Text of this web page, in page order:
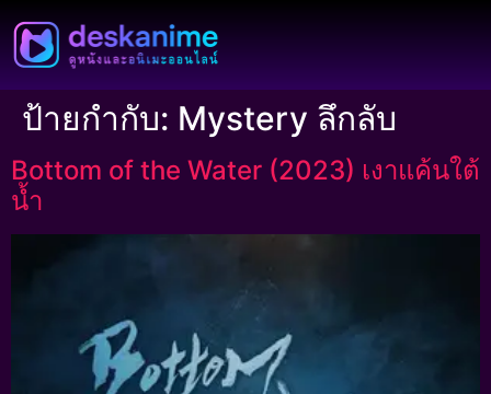
ป้ายกำกับ: Mystery ลึกลับ
Bottom of the Water (2023) เงาแค้นใต้
น้ำ